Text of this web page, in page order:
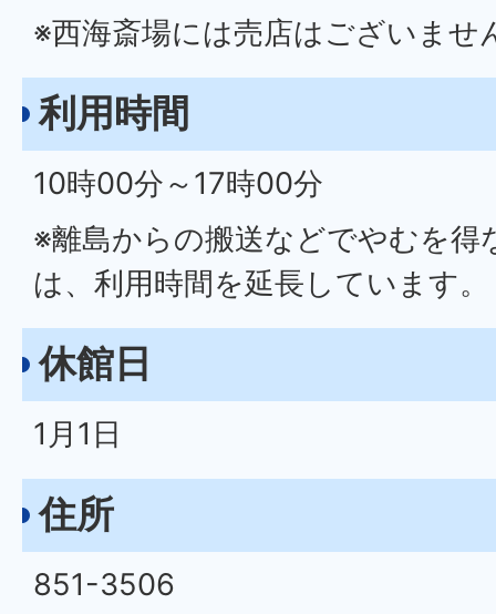
※西海斎場には売店はございませ
利用時間
10時00分～17時00分
※離島からの搬送などでやむを得
は、利用時間を延長しています。
休館日
1月1日
住所
851-3506